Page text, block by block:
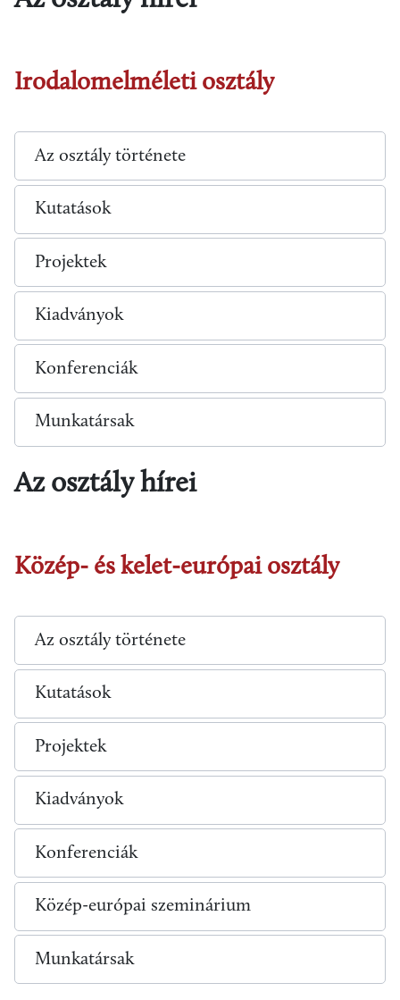
Irodalomelméleti osztály
Az osztály története
Kutatások
Projektek
Kiadványok
Konferenciák
Munkatársak
Az osztály hírei
Közép- és kelet-európai osztály
Az osztály története
Kutatások
Projektek
Kiadványok
Konferenciák
Közép-európai szeminárium
Munkatársak